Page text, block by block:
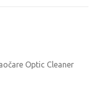
Optic Cleaner